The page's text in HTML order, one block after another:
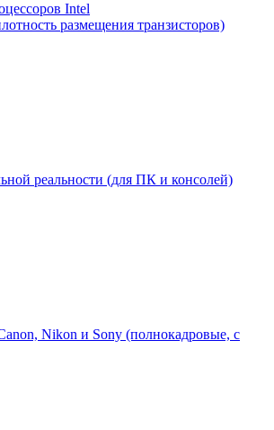
Intel
размещения транзисторов)
реальности (для ПК и консолей)
Nikon и Sony (полнокадровые, с